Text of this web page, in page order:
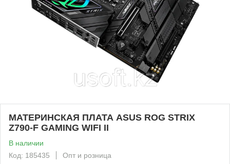
МАТЕРИНСКАЯ ПЛАТА ASUS ROG STRIX
Z790-F GAMING WIFI II
В наличии
Код: 185435
Опт и розница